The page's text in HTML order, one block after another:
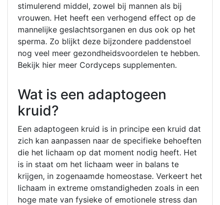
stimulerend middel, zowel bij mannen als bij
vrouwen. Het heeft een verhogend effect op de
mannelijke geslachtsorganen en dus ook op het
sperma. Zo blijkt deze bijzondere paddenstoel
nog veel meer gezondheidsvoordelen te hebben.
Bekijk hier meer Cordyceps supplementen.
Wat is een adaptogeen
kruid?
Een adaptogeen kruid is in principe een kruid dat
zich kan aanpassen naar de specifieke behoeften
die het lichaam op dat moment nodig heeft. Het
is in staat om het lichaam weer in balans te
krijgen, in zogenaamde homeostase. Verkeert het
lichaam in extreme omstandigheden zoals in een
hoge mate van fysieke of emotionele stress dan